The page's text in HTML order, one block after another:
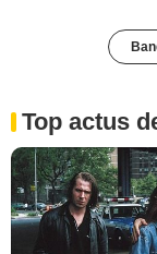
Top actus